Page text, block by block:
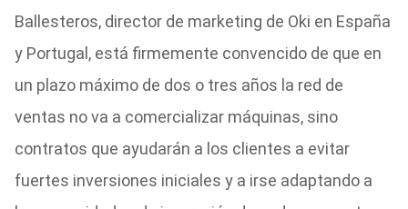
Ballesteros, director de marketing de Oki en España
y Portugal, está firmemente convencido de que en
un plazo máximo de dos o tres años la red de
ventas no va a comercializar máquinas, sino
contratos que ayudarán a los clientes a evitar
fuertes inversiones iniciales y a irse adaptando a